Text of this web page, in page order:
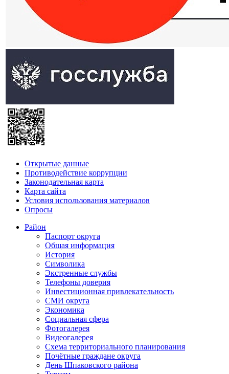
Открытые данные
Противодействие коррупции
Законодательная карта
Карта сайта
Условия использования материалов
Опросы
Район
Паспорт округа
Общая информация
История
Символика
Экстренные службы
Телефоны доверия
Инвестиционная привлекательность
СМИ округа
Экономика
Социальная сфера
Фотогалерея
Видеогалерея
Схема территориального планирования
Почётные граждане округа
День Шпаковского района